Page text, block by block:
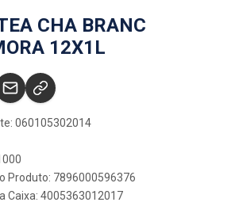
CHA BRANC
12X1L
060105302014
Produto: 7896000596376
Caixa: 4005363012017